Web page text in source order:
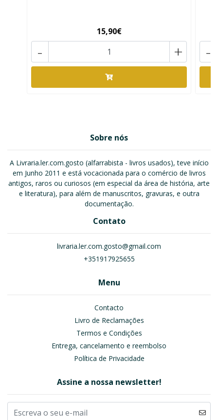
15,90€
+
- -
Sobre nós
A Livraria.ler.com.gosto (alfarrabista - livros usados), teve início
em Junho 2011 e está vocacionada para o comércio de livros
antigos, raros ou curiosos (em especial da área de história, arte
e literatura), para além de manuscritos, gravuras, e outra
documentação.
Contato
livraria.ler.com.gosto@gmail.com
+351917925655
Menu
Contacto
Livro de Reclamações
Termos e Condições
Entrega, cancelamento e reembolso
Política de Privacidade
Assine a nossa newsletter!